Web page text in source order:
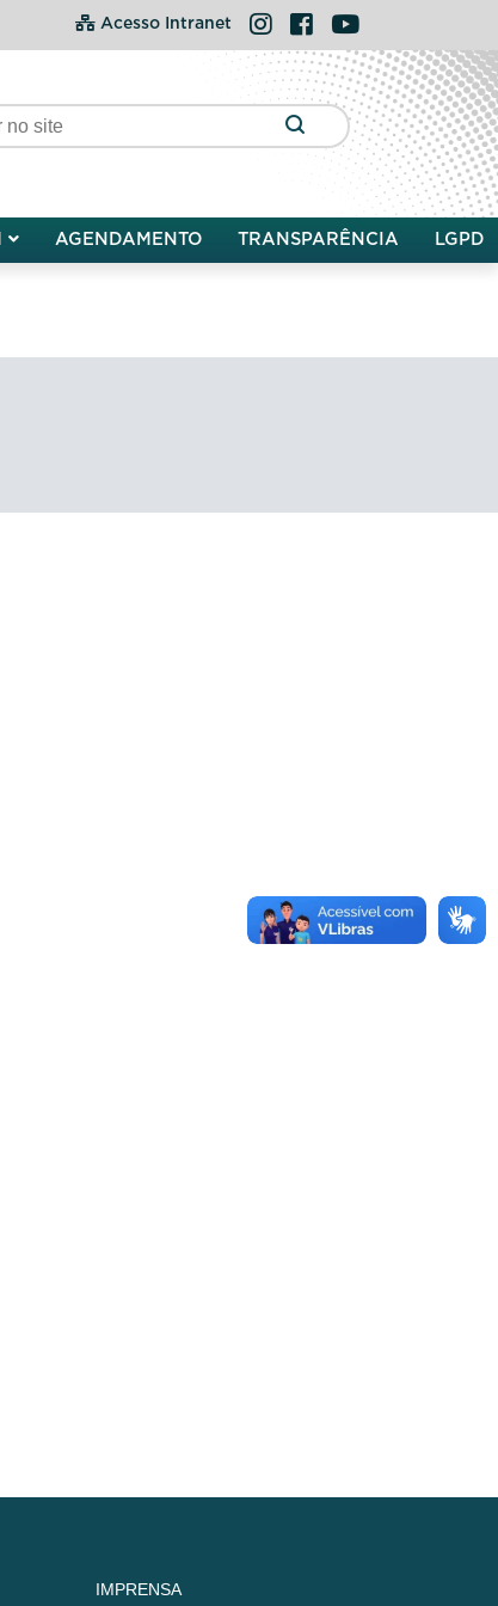
Acesso Intranet Instagram
FacebookYouTube
AGENDAMENTO TRANSPARÊNCIA LGPD
IMPRENSA